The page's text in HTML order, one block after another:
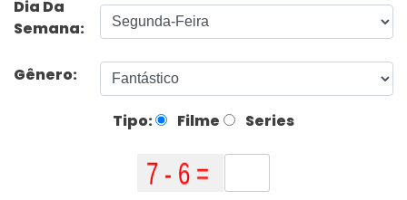
Dia Da
Semana:
Gênero:
Tipo: Filme Series